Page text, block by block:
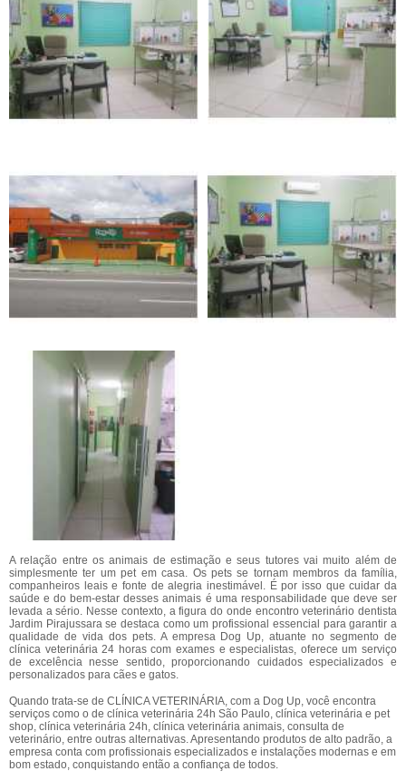
A relação entre os animais de estimação e seus tutores vai muito além de
simplesmente ter um pet em casa. Os pets se tornam membros da família,
companheiros leais e fonte de alegria inestimável. É por isso que cuidar da
saúde e do bem-estar desses animais é uma responsabilidade que deve ser
levada a sério. Nesse contexto, a figura do onde encontro veterinário dentista
Jardim Pirajussara se destaca como um profissional essencial para garantir a
qualidade de vida dos pets. A empresa Dog Up, atuante no segmento de
clínica veterinária 24 horas com exames e especialistas, oferece um serviço
de excelência nesse sentido, proporcionando cuidados especializados e
personalizados para cães e gatos.
Quando trata-se de CLÍNICA VETERINÁRIA, com a Dog Up, você encontra
serviços como o de clínica veterinária 24h São Paulo, clínica veterinária e pet
shop, clínica veterinária 24h, clínica veterinária animais, consulta de
veterinário, entre outras alternativas. Apresentando produtos de alto padrão, a
empresa conta com profissionais especializados e instalações modernas e em
bom estado, conquistando então a confiança de todos.